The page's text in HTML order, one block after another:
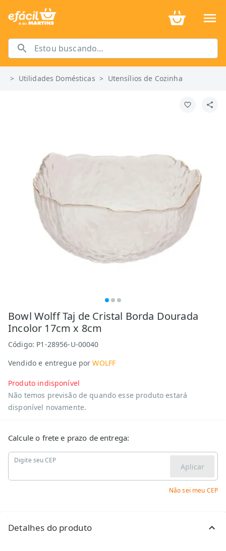
> Utilidades Domésticas > Utensílios de Cozinha
Bowl Wolff Taj de Cristal Borda Dourada
Incolor 17cm x 8cm
Código: P1-28956-U-00040
Vendido e entregue por WOLFF
Produto indisponível
Não temos previsão de quando esse produto estará
disponível novamente.
Calcule o frete e prazo de entrega:
Digite seu CEP
Aplicar
Não sei meu CEP
Detalhes do produto